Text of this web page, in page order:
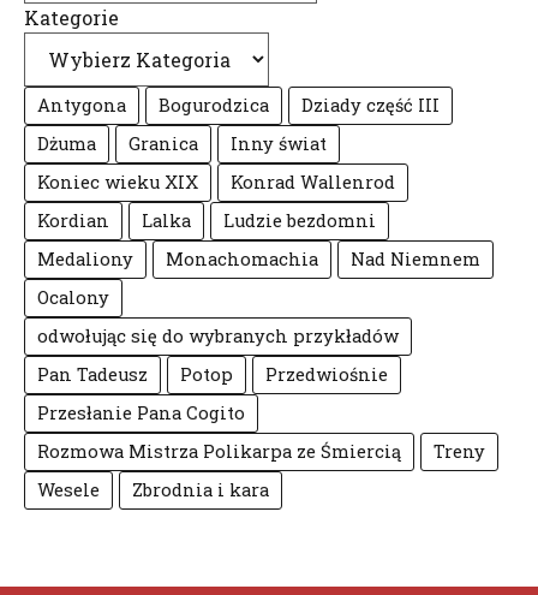
Kategorie
Antygona Bogurodzica
Dziady część III
Dżuma
Granica
Inny świat
Koniec wieku XIX
Konrad Wallenrod
Kordian
Lalka
Ludzie bezdomni
Medaliony
Monachomachia
Nad Niemnem
Ocalony
odwołując się do wybranych przykładów
Pan Tadeusz
Potop
Przedwiośnie
Przesłanie Pana Cogito
Rozmowa Mistrza Polikarpa ze Śmiercią
Treny
Wesele
Zbrodnia i kara